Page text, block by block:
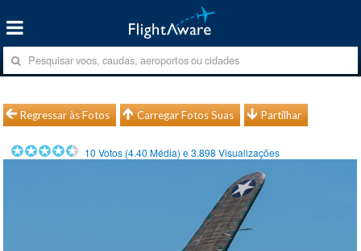
Regressar às Fotos Carregar Fotos Suas Partilhar
10 Votos (4.40 Média) e3.898 Visualizações